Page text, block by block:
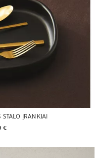
STALO ĮRANKIAI
€
pakeistas į 1 iš 6